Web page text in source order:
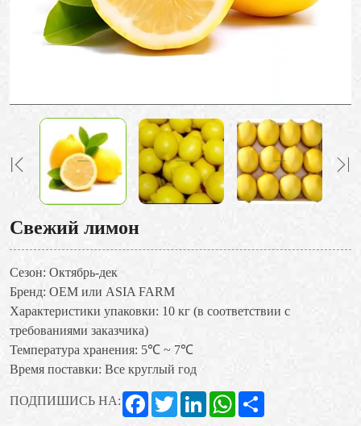
Свежий лимон
Сезон: Октябрь-дек
Бренд: OEM или ASIA FARM
Характеристики упаковки: 10 кг (в соответствии с
требованиями заказчика)
Температура хранения: 5℃ ~ 7℃
Время поставки: Все круглый год
ПОДПИШИСЬ НА: FacebookTwitterLinkedInWhatsApp